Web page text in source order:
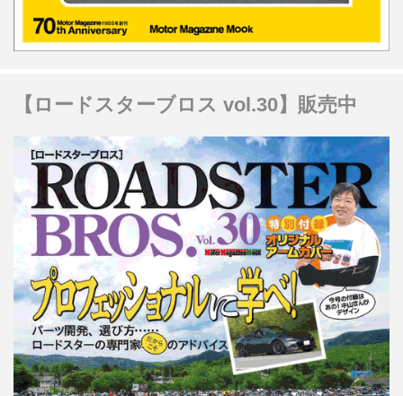
【ロードスターブロス vol.30】販売中